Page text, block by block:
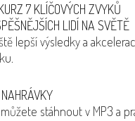
7 KLÍČOVÝCH ZVYKŮ
LIDÍ NA SVĚTĚ
lepší výsledky a
stáhnout v MP3 a